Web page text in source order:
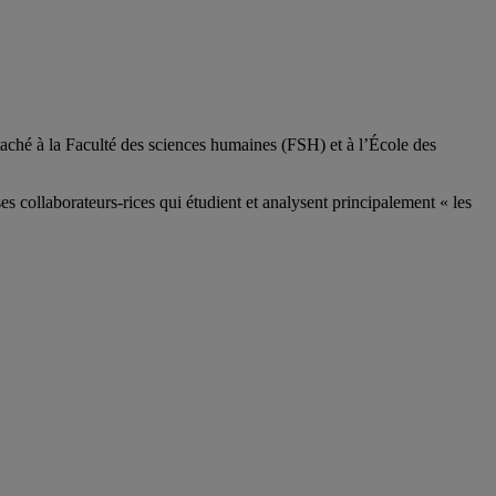
à la Faculté des sciences humaines (FSH) et à l’École des
collaborateurs-rices qui étudient et analysent principalement « les